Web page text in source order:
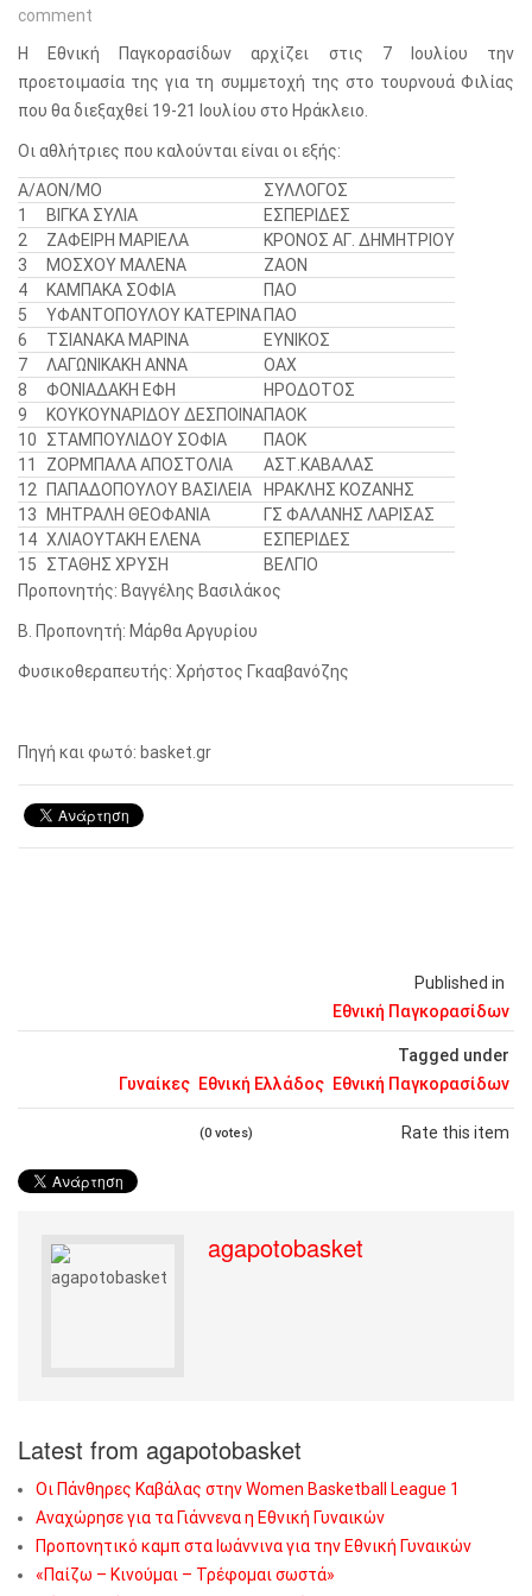
comment
Published in
Εθνική Παγκορασίδων
Tagged under
Γυναίκες Εθνική Ελλάδος Εθνική Παγκορασίδων
Rate this item
(0 votes)
Η Εθνική Παγκορασίδων αρχίζει στις 7 Ιουλίου την
προετοιμασία της για τη συμμετοχή της στο τουρνουά Φιλίας
που θα διεξαχθεί 19-21 Ιουλίου στο Ηράκλειο.
Οι αθλήτριες που καλούνται είναι οι εξής:
Α/ΑΟΝ/ΜΟ
ΣΥΛΛΟΓΟΣ
1
ΒΙΓΚΑ ΣΥΛΙΑ
ΕΣΠΕΡΙΔΕΣ
2
ΖΑΦΕΙΡΗ ΜΑΡΙΕΛΑ
ΚΡΟΝΟΣ ΑΓ. ΔΗΜΗΤΡΙΟΥ
3
ΜΟΣΧΟΥ ΜΑΛΕΝΑ
ΖΑΟΝ
4
ΚΑΜΠΑΚΑ ΣΟΦΙΑ
ΠΑΟ
5
ΥΦΑΝΤΟΠΟΥΛΟΥ ΚΑΤΕΡΙΝΑ ΠΑΟ
6
ΤΣΙΑΝΑΚΑ ΜΑΡΙΝΑ
ΕΥΝΙΚΟΣ
7
ΛΑΓΩΝΙΚΑΚΗ ΑΝΝΑ
ΟΑΧ
8
ΦΟΝΙΑΔΑΚΗ ΕΦΗ
ΗΡΟΔΟΤΟΣ
9
ΚΟΥΚΟΥΝΑΡΙΔΟΥ ΔΕΣΠΟΙΝΑΠΑΟΚ
10
ΣΤΑΜΠΟΥΛΙΔΟΥ ΣΟΦΙΑ
ΠΑΟΚ
11
ΖΟΡΜΠΑΛΑ ΑΠΟΣΤΟΛΙΑ
ΑΣΤ.ΚΑΒΑΛΑΣ
12
ΠΑΠΑΔΟΠΟΥΛΟΥ ΒΑΣΙΛΕΙΑ
ΗΡΑΚΛΗΣ ΚΟΖΑΝΗΣ
13
ΜΗΤΡΑΛΗ ΘΕΟΦΑΝΙΑ
ΓΣ ΦΑΛΑΝΗΣ ΛΑΡΙΣΑΣ
14 ΧΛΙΑΟΥΤΑΚΗ ΕΛΕΝΑ
ΕΣΠΕΡΙΔΕΣ
15
ΣΤΑΘΗΣ ΧΡΥΣΗ
ΒΕΛΓΙΟ
Προπονητής: Βαγγέλης Βασιλάκος
Β. Προπονητή: Μάρθα Αργυρίου
Φυσικοθεραπευτής: Χρήστος Γκααβανόζης
Πηγή και φωτό: basket.gr
agapotobasket
Latest from agapotobasket
Οι Πάνθηρες Καβάλας στην Women Basketball League 1
Αναχώρησε για τα Γιάννενα η Εθνική Γυναικών
Προπονητικό καμπ στα Ιωάννινα για την Εθνική Γυναικών
«Παίζω – Κινούμαι – Τρέφομαι σωστά»